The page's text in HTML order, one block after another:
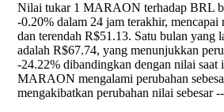
Nilai tukar 1 MARAON terhadap BRL
-0.20% dalam 24 jam terakhir,
dan terendah R$51.13. Satu bulan
adalah R$67.74, yang menunjukkan
-24.22% dibandingkan dengan nilai saat
MARAON mengalami perubahan
mengakibatkan perubahan nilai sebesar--